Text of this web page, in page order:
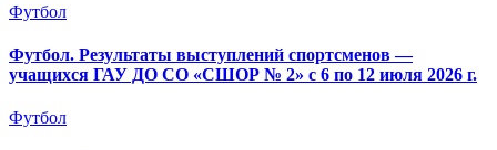
Футбол
Футбол. Результаты выступлений спортсменов —
учащихся ГАУ ДО СО «СШОР № 2» с 6 по 12 июля 2026 г.
Футбол